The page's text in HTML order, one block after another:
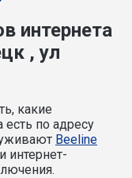
интернета
, ул
какие
по адресу
Beeline
интернет-